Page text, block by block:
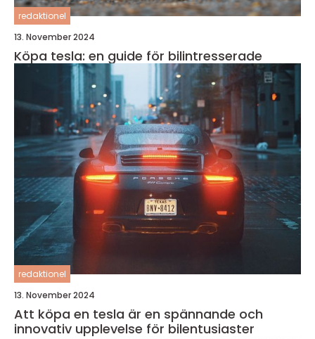
redaktionel
13. November 2024
Köpa tesla: en guide för bilintresserade
redaktionel
13. November 2024
Att köpa en tesla är en spännande och
innovativ upplevelse för bilentusiaster